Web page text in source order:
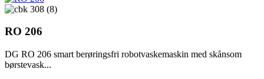
RO 206
DG RO 206 smart berøringsfri robotvaskemaskin med skånsom
børstevask...